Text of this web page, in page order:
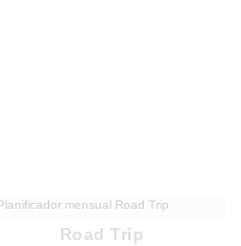
Road Trip